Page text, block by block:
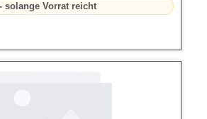
solange Vorrat reicht